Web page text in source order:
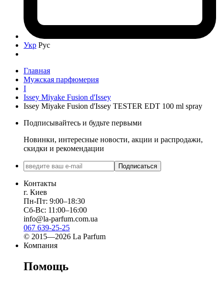
Укр Рус
Главная
Мужская парфюмерия
I
Issey Miyake Fusion d'Issey
Issey Miyake Fusion d'Issey TESTER EDT 100 ml spray
Подписывайтесь и будьте первыми
Новинки, интересные новости, акции и распродажи,
скидки и рекомендации
Подписаться
Контакты
г. Киев
Пн-Пт: 9:00–18:30
Сб-Вс: 11:00–16:00
info@la-parfum.com.ua
067 639-25-25
© 2015—2026 La Parfum
Компания
Помощь